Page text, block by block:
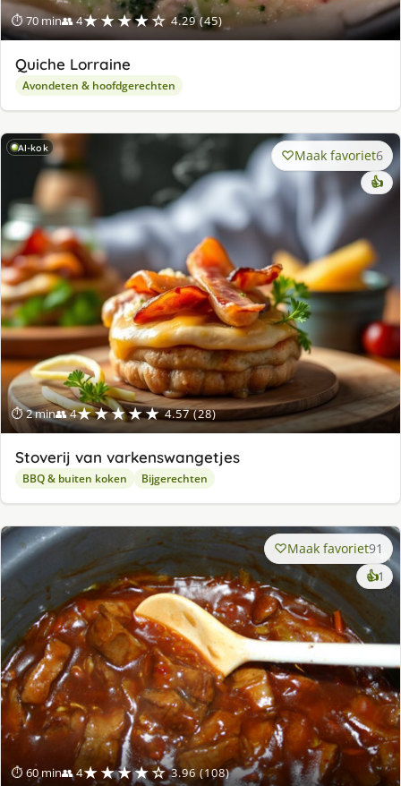
⏱ 70 min👥 4★★★★☆ 4.29 (45)
Quiche Lorraine
Avondeten & hoofdgerechten
AI-kok
⏱ 2 min👥 4★★★★★ 4.57 (28)
Maak favoriet6
👍
Stoverij van varkenswangetjes
BBQ & buiten koken Bijgerechten
⏱ 60 min👥 4★★★★☆ 3.96 (108)
Maak favoriet91
👍1